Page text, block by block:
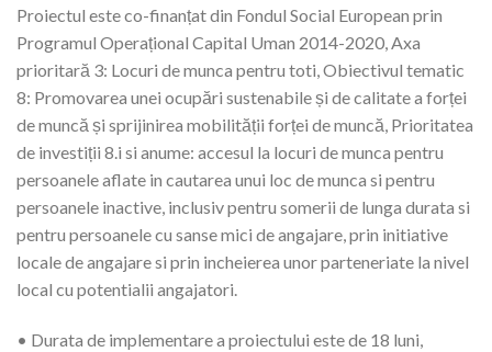
Proiectul este co-finanțat din Fondul Social European prin
Programul Operațional Capital Uman 2014-2020, Axa
prioritară 3: Locuri de munca pentru toti, Obiectivul tematic
8: Promovarea unei ocupări sustenabile și de calitate a forței
de muncă și sprijinirea mobilității forței de muncă, Prioritatea
de investiții 8.i si anume: accesul la locuri de munca pentru
persoanele aflate in cautarea unui loc de munca si pentru
persoanele inactive, inclusiv pentru somerii de lunga durata si
pentru persoanele cu sanse mici de angajare, prin initiative
locale de angajare si prin incheierea unor parteneriate la nivel
local cu potentialii angajatori.
• Durata de implementare a proiectului este de 18 luni,